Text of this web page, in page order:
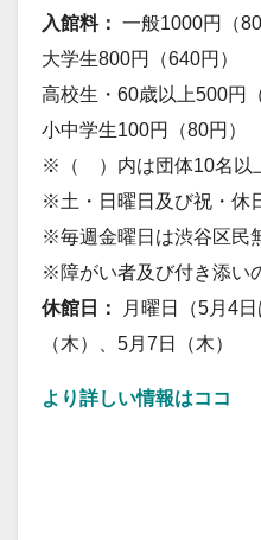
入館料： 一般1000円（
大学生800円（640円）
高校生・60歳以上500円
小中学生100円（80円）
※（ ）内は団体10名以
※土・日曜日及び祝・休
※毎週金曜日は渋谷区民
※障がい者及び付き添い
休館日：
月曜日（5月4
（木）、5月7日（木）
より詳しい情報はココ